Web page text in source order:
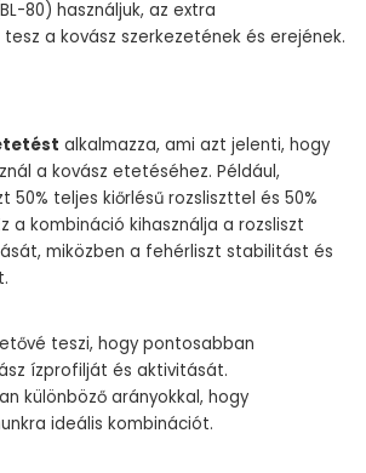
80) használjuk, az extra
a kovász szerkezetének és erejének.
alkalmazza, ami azt jelenti, hogy
a kovász etetéséhez. Például,
50% teljes kiőrlésű rozsliszttel és 50%
a kombináció kihasználja a rozsliszt
miközben a fehérliszt stabilitást és
teszi, hogy pontosabban
ízprofilját és aktivitását.
különböző arányokkal, hogy
ideális kombinációt.